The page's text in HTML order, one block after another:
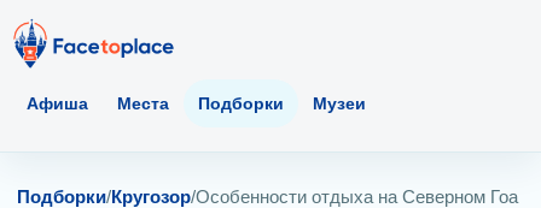
Афиша Места Подборки Музеи
Подборки/Кругозор/Особенности отдыха на Северном Гоа